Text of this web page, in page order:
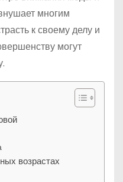
многим
к своему делу и
могут
возрастах